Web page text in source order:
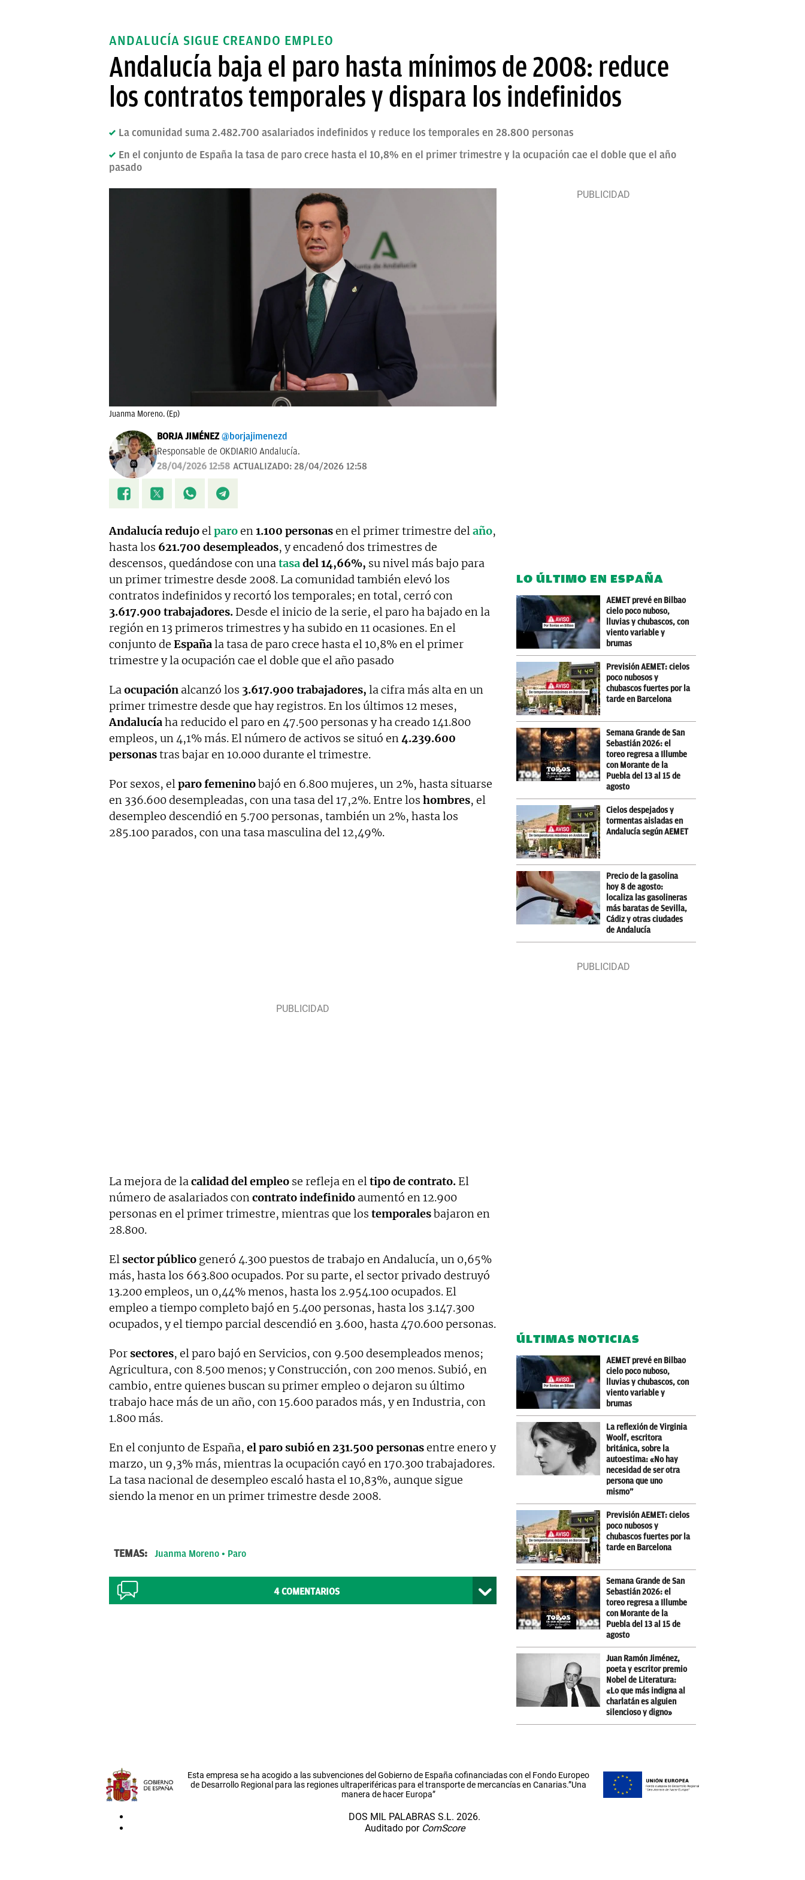
ANDALUCÍA SIGUE CREANDO EMPLEO
Andalucía baja el paro hasta mínimos de 2008: reduce
los contratos temporales y dispara los indefinidos
La comunidad suma 2.482.700 asalariados indefinidos y reduce los temporales en 28.800 personas
En el conjunto de España la tasa de paro crece hasta el 10,8% en el primer trimestre y la ocupación cae el doble que el año
pasado
Juanma Moreno. (Ep)
BORJA JIMÉNEZ @borjajimenezd
Responsable de OKDIARIO Andalucía.
28/04/2026 12:58 ACTUALIZADO: 28/04/2026 12:58
Andalucíaredujoelparoen1.100 personasen el primer trimestre delaño,
hasta los 621.700 desempleados, y encadenó dos trimestres de
descensos, quedándose con unatasadel 14,66%, su nivel más bajo para
un primer trimestre desde 2008. La comunidad también elevó los
contratos indefinidos y recortó los temporales; en total, cerró con
3.617.900 trabajadores. Desde el inicio de la serie, el paro ha bajado en la
región en 13 primeros trimestres y ha subido en 11 ocasiones. En el
conjunto de Españala tasa de paro crece hasta el 10,8% en el primer
trimestre y la ocupación cae el doble que el año pasado
Laocupación alcanzó los 3.617.900 trabajadores, la cifra más alta en un
primer trimestre desde que hay registros. En los últimos 12 meses,
Andalucíaha reducido el paro en 47.500 personas y ha creado 141.800
empleos, un 4,1% más. El número de activos se situó en4.239.600
personastras bajar en 10.000 durante el trimestre.
Por sexos, elparo femeninobajó en 6.800 mujeres, un 2%, hasta situarse
en 336.600 desempleadas, con una tasa del 17,2%. Entre los hombres, el
desempleo descendió en 5.700 personas, también un 2%, hasta los
285.100 parados, con una tasa masculina del 12,49%.
La mejora de lacalidad del empleo se refleja en eltipo de contrato. El
número de asalariados concontrato indefinido aumentó en 12.900
personas en el primer trimestre, mientras que los temporalesbajaron en
28.800.
Elsector público generó 4.300 puestos de trabajo en Andalucía, un 0,65%
más, hasta los 663.800 ocupados. Por su parte, el sector privado destruyó
13.200 empleos, un 0,44% menos, hasta los 2.954.100 ocupados. El
empleo a tiempo completo bajó en 5.400 personas, hasta los 3.147.300
ocupados, y el tiempo parcial descendió en 3.600, hasta 470.600 personas.
Porsectores, el paro bajó en Servicios, con 9.500 desempleados menos;
Agricultura, con 8.500 menos; y Construcción, con 200 menos. Subió, en
cambio, entre quienes buscan su primer empleo o dejaron su último
trabajo hace más de un año, con 15.600 parados más, y en Industria, con
1.800 más.
En el conjunto de España, el paro subió en 231.500 personasentre enero y
marzo, un 9,3% más, mientras la ocupación cayó en 170.300 trabajadores.
La tasa nacional de desempleo escaló hasta el 10,83%, aunque sigue
siendo la menor en un primer trimestre desde 2008.
TEMAS: Juanma Moreno Paro
4COMENTARIOS
LO ÚLTIMO EN ESPAÑA
AEMET prevé en Bilbao
cielo poco nuboso,
lluvias y chubascos, con
viento variable y
brumas
Previsión AEMET: cielos
poco nubosos y
chubascos fuertes por la
tarde en Barcelona
Semana Grande de San
Sebastián 2026: el
toreo regresa a Illumbe
con Morante de la
Puebla del 13 al 15 de
agosto
Cielos despejados y
tormentas aisladas en
Andalucía según AEMET
Precio de la gasolina
hoy 8 de agosto:
localiza las gasolineras
más baratas de Sevilla,
Cádiz y otras ciudades
de Andalucía
ÚLTIMAS NOTICIAS
AEMET prevé en Bilbao
cielo poco nuboso,
lluvias y chubascos, con
viento variable y
brumas
La reflexión de Virginia
Woolf, escritora
británica, sobre la
autoestima: «No hay
necesidad de ser otra
persona que uno
mismo”
Previsión AEMET: cielos
poco nubosos y
chubascos fuertes por la
tarde en Barcelona
Semana Grande de San
Sebastián 2026: el
toreo regresa a Illumbe
con Morante de la
Puebla del 13 al 15 de
agosto
Juan Ramón Jiménez,
poeta y escritor premio
Nobel de Literatura:
«Lo que más indigna al
charlatán es alguien
silencioso y digno»
Esta empresa se ha acogido a las subvenciones del Gobierno de España cofinanciadas con el Fondo Europeo
de Desarrollo Regional para las regiones ultraperiféricas para el transporte de mercancías en Canarias.”Una
manera de hacer Europa”
DOS MIL PALABRAS S.L. 2026.
Auditado por ComScore